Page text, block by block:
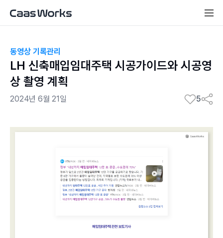
동영상 기록관리
LH 신축매입임대주택 시공가이드와 시공영
상 촬영 계획
2024년 6월 21일 5